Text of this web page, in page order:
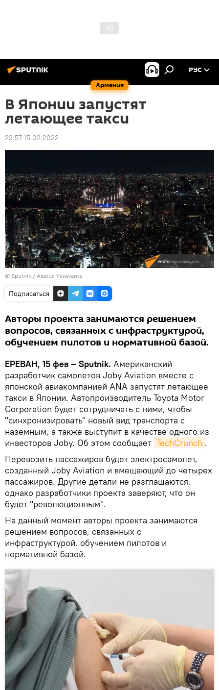
Армения
РУС
В Японии запустят
летающее такси
22:57 15.02.2022
© Sputnik / Asatur Yesayants
Подписаться
Авторы проекта занимаются решением
вопросов, связанных с инфраструктурой,
обучением пилотов и нормативной базой.
ЕРЕВАН, 15 фев – Sputnik. Американский
разработчик самолетов Joby Aviation вместе с
японской авиакомпанией ANA запустят летающее
такси в Японии. Автопроизводитель Toyota Motor
Corporation будет сотрудничать с ними, чтобы
"синхронизировать" новый вид транспорта с
наземным, а также выступит в качестве одного из
инвесторов Joby. Об этом сообщает TechCrunch .
Перевозить пассажиров будет электросамолет,
созданный Joby Aviation и вмещающий до четырех
пассажиров. Другие детали не разглашаются,
однако разработчики проекта заверяют, что он
будет "революционным"․
На данный момент авторы проекта занимаются
решением вопросов, связанных с
инфраструктурой, обучением пилотов и
нормативной базой.